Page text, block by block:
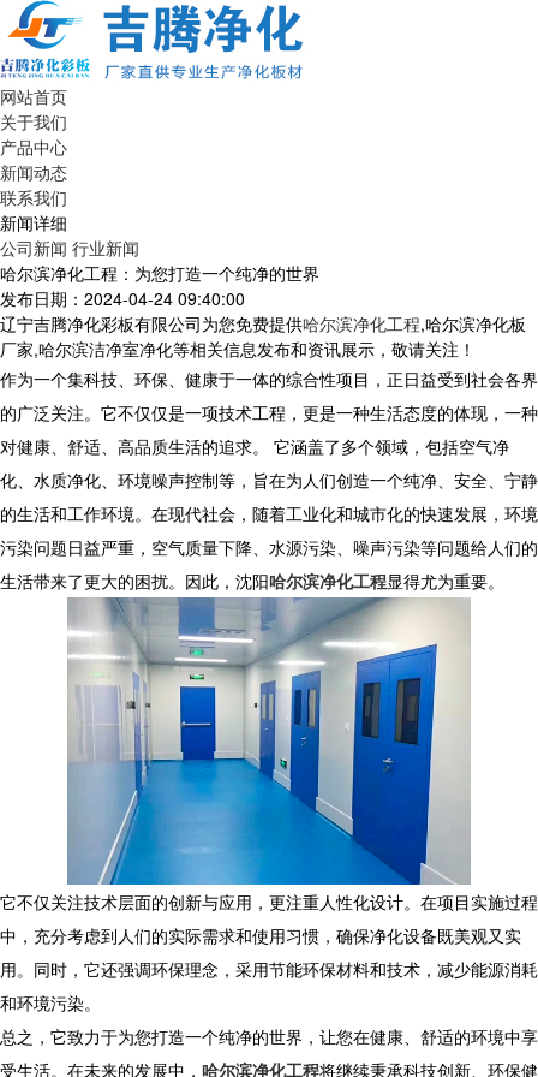
网站首页
关于我们
产品中心
新闻动态
联系我们
新闻详细
公司新闻 行业新闻
哈尔滨净化工程：为您打造一个纯净的世界
发布日期：2024-04-24 09:40:00
辽宁吉腾净化彩板有限公司为您免费提供哈尔滨净化工程,哈尔滨净化板
厂家,哈尔滨洁净室净化等相关信息发布和资讯展示，敬请关注！
作为一个集科技、环保、健康于一体的综合性项目，正日益受到社会各界
的广泛关注。它不仅仅是一项技术工程，更是一种生活态度的体现，一种
对健康、舒适、高品质生活的追求。 它涵盖了多个领域，包括空气净
化、水质净化、环境噪声控制等，旨在为人们创造一个纯净、安全、宁静
的生活和工作环境。在现代社会，随着工业化和城市化的快速发展，环境
污染问题日益严重，空气质量下降、水源污染、噪声污染等问题给人们的
生活带来了更大的困扰。因此，沈阳哈尔滨净化工程显得尤为重要。
它不仅关注技术层面的创新与应用，更注重人性化设计。在项目实施过程
中，充分考虑到人们的实际需求和使用习惯，确保净化设备既美观又实
用。同时，它还强调环保理念，采用节能环保材料和技术，减少能源消耗
和环境污染。
总之，它致力于为您打造一个纯净的世界，让您在健康、舒适的环境中享
受生活。在未来的发展中， 哈尔滨净化工程将继续秉承科技创新、环保健